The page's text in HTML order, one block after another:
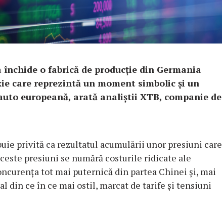
o fabrică de producție din Germania
care reprezintă un moment simbolic și un
europeană, arată analiștii XTB, companie de
privită ca rezultatul acumulării unor presiuni care
presiuni se numără costurile ridicate ale
tot mai puternică din partea Chinei și, mai
din ce în ce mai ostil, marcat de tarife și tensiuni